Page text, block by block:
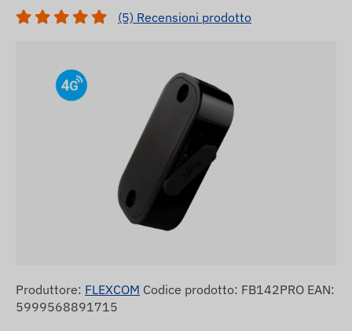
(5) Recensioni prodotto
Produttore: FLEXCOM Codice prodotto: FB142PRO EAN:
5999568891715